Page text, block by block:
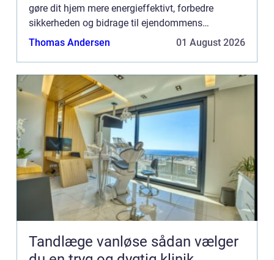
gøre dit hjem mere energieffektivt, forbedre
sikkerheden og bidrage til ejendommens
overordnede æstetik. I denne artikel vil vi diskutere
Thomas Andersen 01 August 2026
Tandlæge vanløse sådan vælger